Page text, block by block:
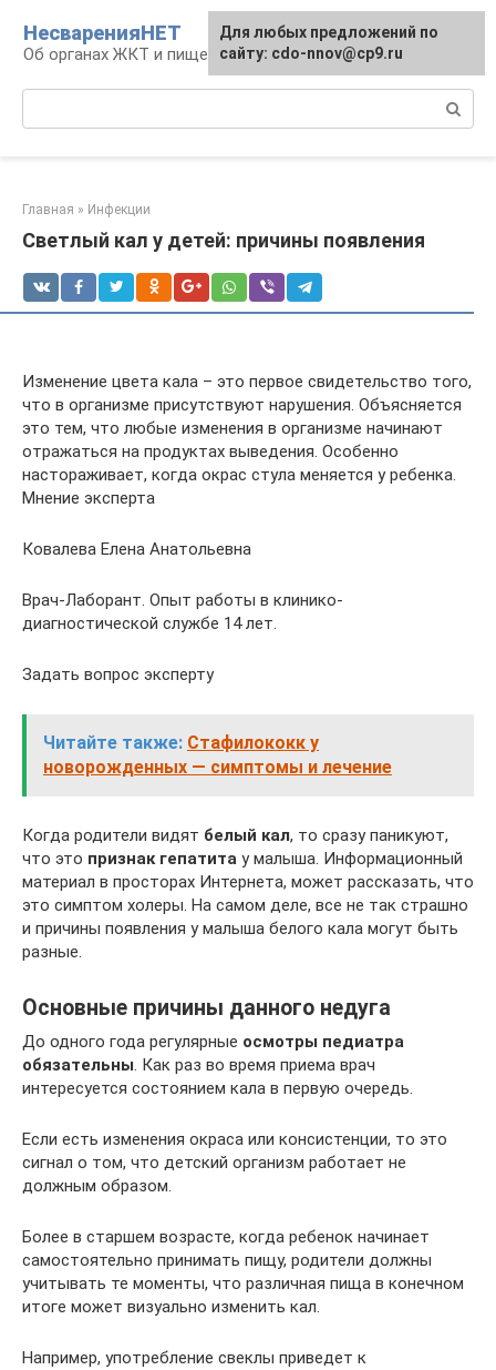
контенту
НесваренияНЕТ
Об органах ЖКТ и пищеварении
Главная » Инфекции
Светлый кал у детей: причины появления
Изменение цвета кала – это первое свидетельство того,
что в организме присутствуют нарушения. Объясняется
это тем, что любые изменения в организме начинают
отражаться на продуктах выведения. Особенно
настораживает, когда окрас стула меняется у ребенка.
Мнение эксперта
Ковалева Елена Анатольевна
Врач-Лаборант. Опыт работы в клинико-
диагностической службе 14 лет.
Задать вопрос эксперту
Читайте также: Стафилококк у
новорожденных — симптомы и лечение
Когда родители видят белый кал, то сразу паникуют,
что это признак гепатита у малыша. Информационный
материал в просторах Интернета, может рассказать, что
это симптом холеры. На самом деле, все не так страшно
и причины появления у малыша белого кала могут быть
разные.
Основные причины данного недуга
До одного года регулярные осмотры педиатра
обязательны. Как раз во время приема врач
интересуется состоянием кала в первую очередь.
Если есть изменения окраса или консистенции, то это
сигнал о том, что детский организм работает не
должным образом.
Более в старшем возрасте, когда ребенок начинает
самостоятельно принимать пищу, родители должны
учитывать те моменты, что различная пища в конечном
итоге может визуально изменить кал.
Например, употребление свеклы приведет к
Для любых предложений по
сайту: cdo-nnov@cp9.ru